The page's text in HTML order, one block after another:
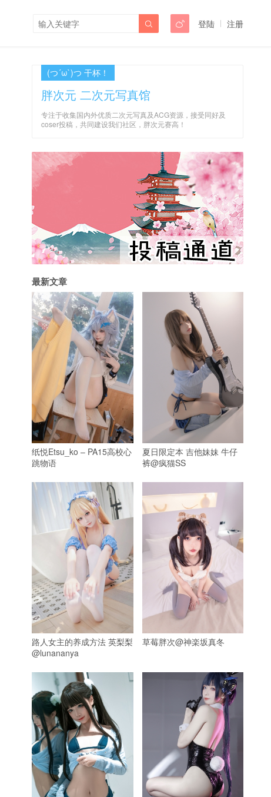
登陆 注册


(つ´ω`)つ 干杯！
胖次元 二次元写真馆
专注于收集国内外优质二次元写真及ACG资源，接受同好及
coser投稿，共同建设我们社区，胖次元赛高！
最新文章
纸悦Etsu_ko – PA15高校心
跳物语
夏日限定本 吉他妹妹 牛仔
裤@疯猫SS
路人女主的养成方法 英梨梨
@lunananya
草莓胖次@神楽坂真冬